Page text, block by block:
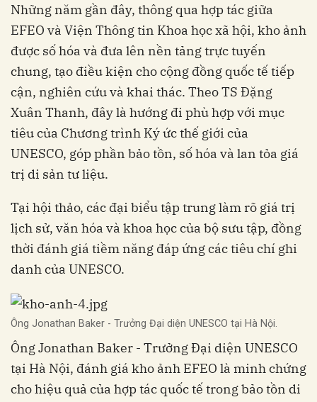
Những năm gần đây, thông qua hợp tác giữa
EFEO và Viện Thông tin Khoa học xã hội, kho ảnh
được số hóa và đưa lên nền tảng trực tuyến
chung, tạo điều kiện cho cộng đồng quốc tế tiếp
cận, nghiên cứu và khai thác. Theo TS Đặng
Xuân Thanh, đây là hướng đi phù hợp với mục
tiêu của Chương trình Ký ức thế giới của
UNESCO, góp phần bảo tồn, số hóa và lan tỏa giá
trị di sản tư liệu.
Tại hội thảo, các đại biểu tập trung làm rõ giá trị
lịch sử, văn hóa và khoa học của bộ sưu tập, đồng
thời đánh giá tiềm năng đáp ứng các tiêu chí ghi
danh của UNESCO.
Ông Jonathan Baker - Trưởng Đại diện UNESCO tại Hà Nội.
Ông Jonathan Baker - Trưởng Đại diện UNESCO
tại Hà Nội, đánh giá kho ảnh EFEO là minh chứng
cho hiệu quả của hợp tác quốc tế trong bảo tồn di